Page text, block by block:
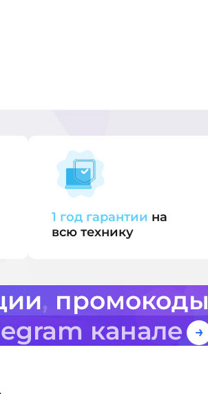
1 год гарантии на
всю технику
, промокоды
канале